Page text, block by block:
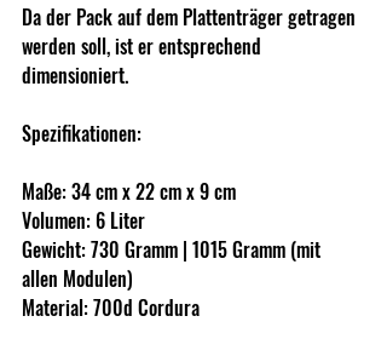
Da der Pack auf dem Plattenträger getragen
werden soll, ist er entsprechend
dimensioniert.
Spezifikationen:
Maße: 34 cm x 22 cm x 9 cm
Volumen: 6 Liter
Gewicht: 730 Gramm | 1015 Gramm (mit
allen Modulen)
Material: 700d Cordura